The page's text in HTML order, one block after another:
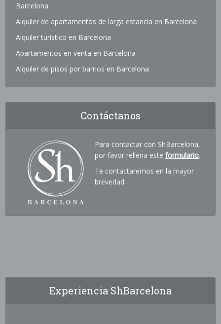
Barcelona
Alquiler de apartamentos de larga estancia en Barcelona
Alquiler turístico en Barcelona
Apartamentos en venta en Barcelona
Alquiler de pisos por barrios en Barcelona
Contáctanos
Para contactar con ShBarcelona,
por favor rellena esteformulario.
Te contactaremos en la mayor
brevedad.
Experiencia ShBarcelona